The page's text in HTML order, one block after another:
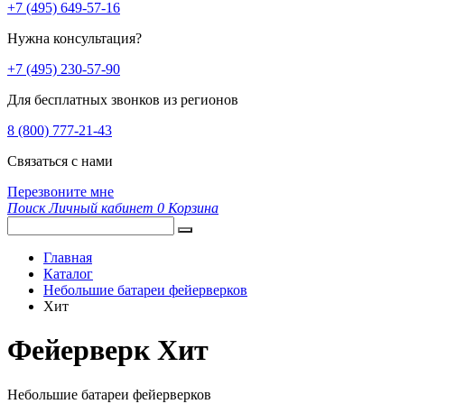
+7 (495) 649-57-16
Нужна консультация?
+7 (495) 230-57-90
Для бесплатных звонков из регионов
8 (800) 777-21-43
Связаться с нами
Перезвоните мне
Поиск Личный кабинет 0 Корзина
Главная
Каталог
Небольшие батареи фейерверков
Хит
Фейерверк Хит
Небольшие батареи фейерверков